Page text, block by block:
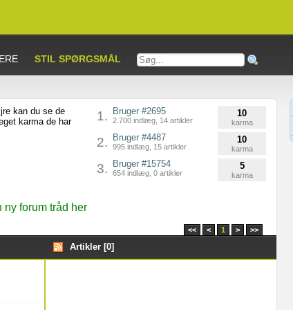
STIL SPØRGSMÅL
kan du se de
karma de har
10
karma
1. Bruger #2695
2.700 indlæg, 14 artikler
10
karma
2. Bruger #4487
995 indlæg, 15 artikler
5
karma
3. Bruger #15754
654 indlæg, 0 artikler
forum tråd her
<< < 1 > >>
Artikler [0]